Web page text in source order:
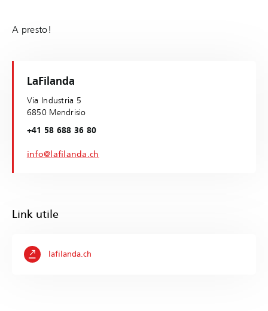
A presto!
LaFilanda
Via Industria 5
6850 Mendrisio
+41 58 688 36 80
info@lafilanda.ch
Link utile
lafilanda.ch